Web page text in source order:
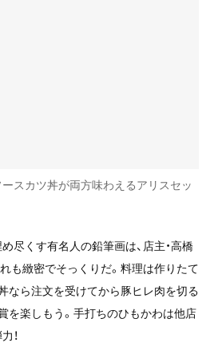
スカツ丼が両方味わえるアリスセッ
尽くす有名人の鉛筆画は、店主・高橋
も緻密でそっくりだ。料理は作りたて
なら注文を受けてから豚ヒレ肉を切る
を楽しもう。手打ちのひもかわは他店
！